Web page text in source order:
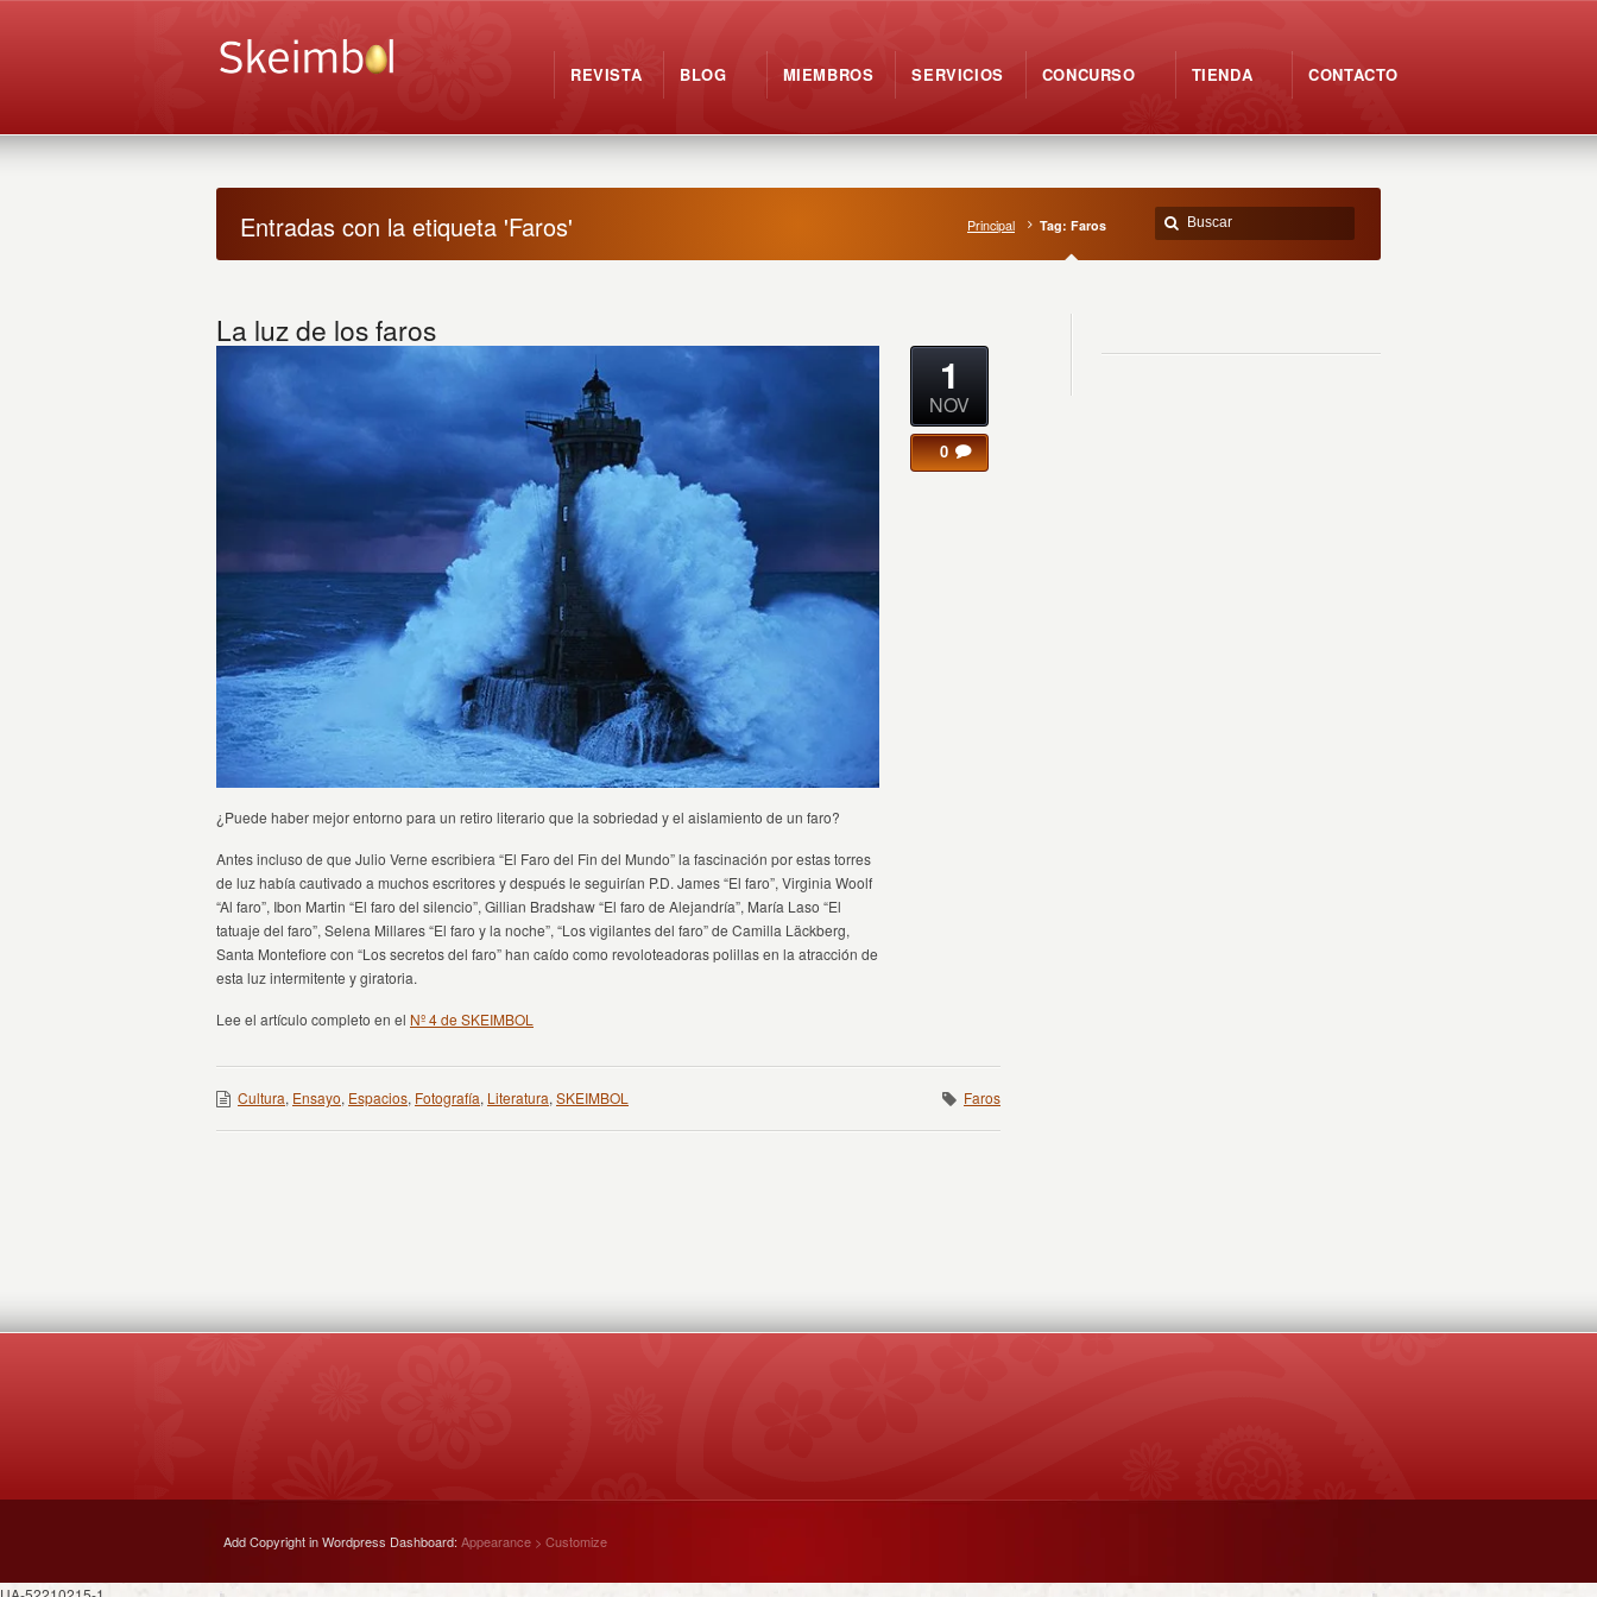
REVISTA BLOG MIEMBROS SERVICIOS CONCURSO TIENDA CONTACTO
Entradas con la etiqueta 'Faros' Principal Tag: Faros
La luz de los faros
¿Puede haber mejor entorno para un retiro literario que la sobriedad y el aislamiento de un faro?
Antes incluso de que Julio Verne escribiera “El Faro del Fin del Mundo” la fascinación por estas torres
de luz había cautivado a muchos escritores y después le seguirían P.D. James “El faro”, Virginia Woolf
“Al faro”, Ibon Martin “El faro del silencio”, Gillian Bradshaw “El faro de Alejandría”, María Laso “El
tatuaje del faro”, Selena Millares “El faro y la noche”, “Los vigilantes del faro” de Camilla Läckberg,
Santa Montefiore con “Los secretos del faro” han caído como revoloteadoras polillas en la atracción de
esta luz intermitente y giratoria.
Lee el artículo completo en el Nº 4 de SKEIMBOL
1
NOV
0
Cultura, Ensayo, Espacios, Fotografía, Literatura, SKEIMBOL Faros
Add Copyright in Wordpress Dashboard: Appearance > Customize